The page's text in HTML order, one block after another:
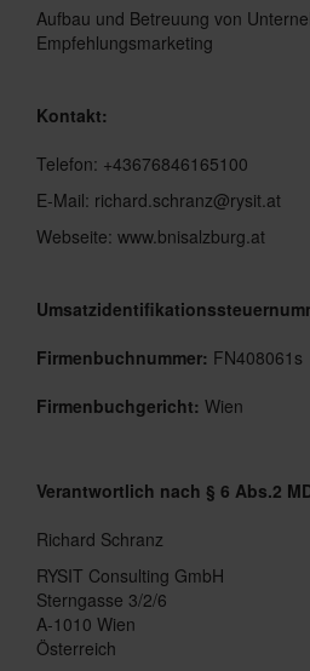
Aufbau und Betreuung von
Empfehlungsmarketing
Kontakt:
Telefon: +43676846165100
E-Mail: richard.schranz@rysit.at
Webseite: www.bnisalzburg.at
Firmenbuchnummer: FN408061s
Firmenbuchgericht: Wien
Verantwortlich nach § 6 Abs.2
Richard Schranz
RYSIT Consulting GmbH
Sterngasse 3/2/6
A-1010 Wien
Österreich